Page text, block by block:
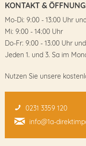
KONTAKT &
Mo-Di: 9:00 - 13:00 Uhr
Mi: 9:00 - 14:00 Uhr
Do-Fr: 9:00 - 13:00 Uhr
Jeden 1. und 3. Sa im
Nutzen Sie unsere
0231 3359 120
info@1a-